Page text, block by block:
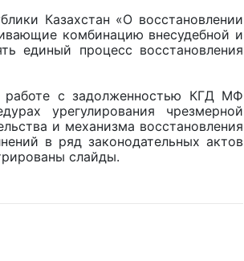
Казахстан «О восстановлении
комбинацию внесудебной и
единый процесс восстановления
работе с задолженностью КГД МФ
урегулирования чрезмерной
и механизма восстановления
в ряд законодательных актов
слайды.